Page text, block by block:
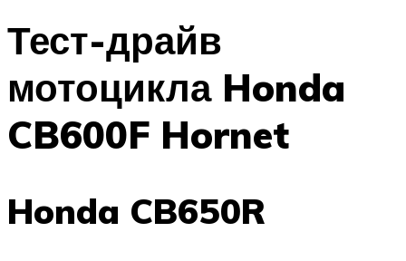
Тест-драйв
мотоцикла Honda
CB600F Hornet
Honda CB650R